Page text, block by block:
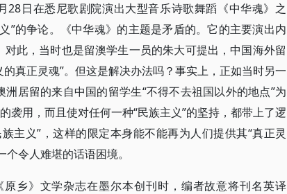
28日在悉尼歌剧院演出大型音乐诗歌舞蹈《中华魂》之
”的争论。《中华魂》的主题是矛盾的。它的主要演出内
此，当时也是留澳学生一员的朱大可提出，中国海外留
真正灵魂”。但这是解决办法吗？事实上，正如当时另一
居留的来自中国的留学生“不得不去祖国以外的地点”为
袭用，而且使对任何一种“民族主义”的坚持，都带上了逻
主义”，这样的限定本身能不能再为人们提供其“真正灵
令人难堪的话语困境。
乡》文学杂志在墨尔本创刊时，编者故意将刊名英译